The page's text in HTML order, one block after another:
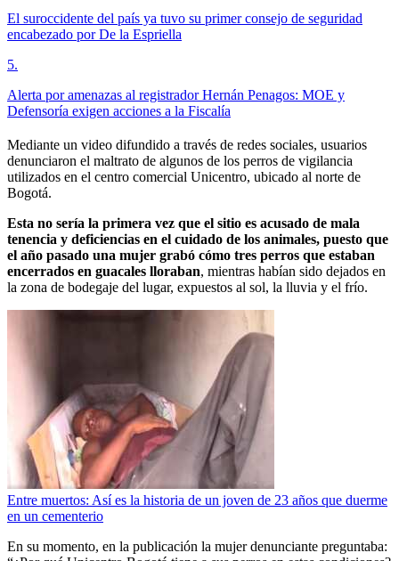
El suroccidente del país ya tuvo su primer consejo de seguridad
encabezado por De la Espriella
5.
Alerta por amenazas al registrador Hernán Penagos: MOE y
Defensoría exigen acciones a la Fiscalía
Mediante un video difundido a través de redes sociales, usuarios
denunciaron el maltrato de algunos de los perros de vigilancia
utilizados en el centro comercial Unicentro, ubicado al norte de
Bogotá.
Esta no sería la primera vez que el sitio es acusado de mala
tenencia y deficiencias en el cuidado de los animales, puesto que
el año pasado una mujer grabó cómo tres perros que estaban
encerrados en guacales lloraban, mientras habían sido dejados en
la zona de bodegaje del lugar, expuestos al sol, la lluvia y el frío.
Entre muertos: Así es la historia de un joven de 23 años que duerme
en un cementerio
En su momento, en la publicación la mujer denunciante preguntaba: